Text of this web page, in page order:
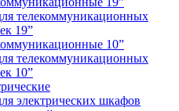
телекоммуникационных
19”
10”
телекоммуникационных
10”
электрических шкафов